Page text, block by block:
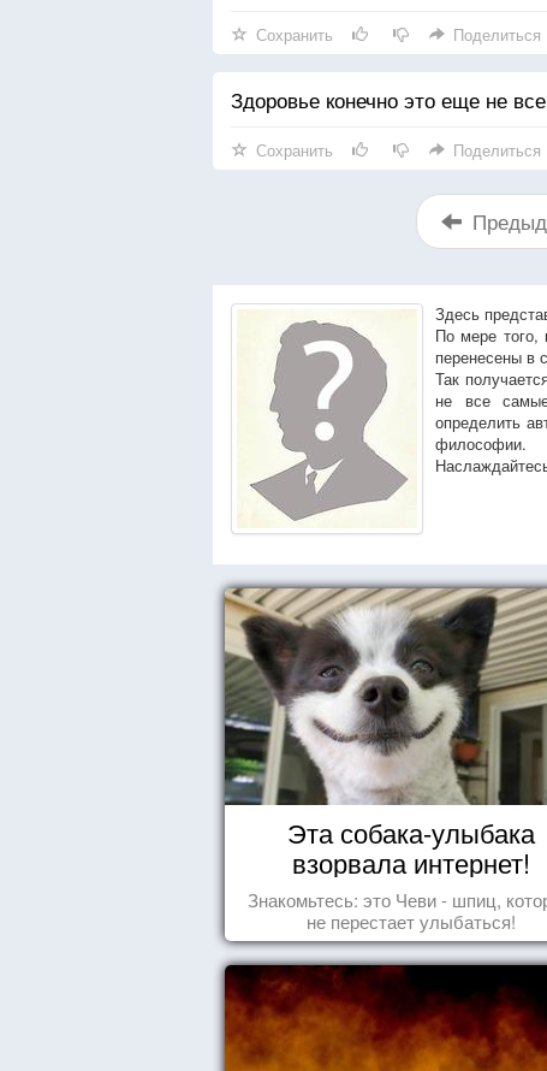
Сохранить Поделиться
Здоровье конечно это еще не
Сохранить Поделиться
Здесь
По мере того,
перенесены в
Так
не все
определить
философии.
Эта собака-улыбака
взорвала интернет!
Знакомьтесь: это Чеви - шпиц,
не перестает улыбаться!